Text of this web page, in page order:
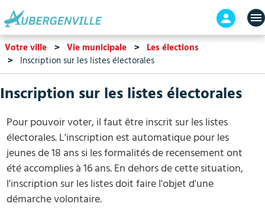
contenu
principal
En-
tête
Votre ville Vie municipale
Les élections
Inscription sur les listes électorales
Inscription sur les listes électorales
Pour pouvoir voter, il faut être inscrit sur les listes
électorales. L'inscription est automatique pour les
jeunes de 18 ans si les formalités de recensement ont
été accomplies à 16 ans. En dehors de cette situation,
l'inscription sur les listes doit faire l'objet d'une
démarche volontaire.